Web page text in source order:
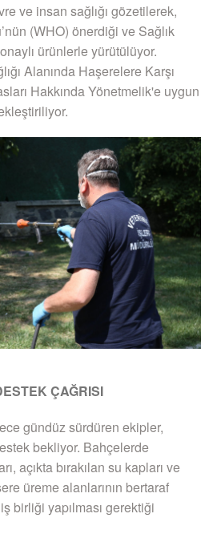
ve insan sağlığı gözetilerek,
(WHO) önerdiği ve Sağlık
ürünlerle yürütülüyor.
Alanında Haşerelere Karşı
Hakkında Yönetmelik'e uygun
ÇAĞRISI
gündüz sürdüren ekipler,
bekliyor. Bahçelerde
açıkta bırakılan su kapları ve
üreme alanlarının bertaraf
birliği yapılması gerektiği